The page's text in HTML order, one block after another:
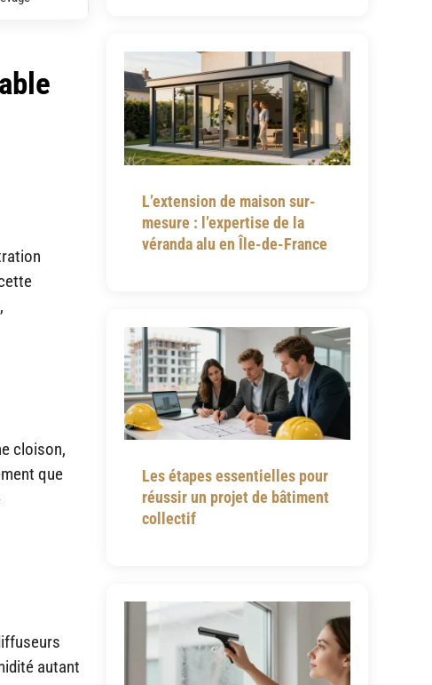
cloison,
que
autant
L’extension de maison sur-
mesure : l’expertise de la
véranda alu en Île-de-France
Les étapes essentielles pour
réussir un projet de bâtiment
collectif